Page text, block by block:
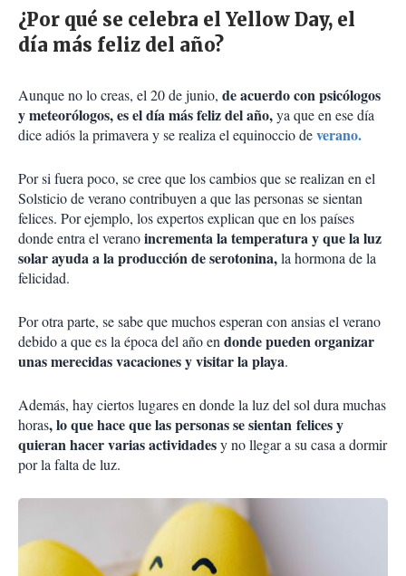
¿Por qué se celebra el Yellow Day, el
día más feliz del año?
Aunque no lo creas, el 20 de junio, de acuerdo con psicólogos
y meteorólogos, es el día más feliz del año,ya que en ese día
dice adiós la primavera y se realiza el equinoccio deverano.
Por si fuera poco, se cree que los cambios que se realizan en el
Solsticio de verano contribuyen a que las personas se sientan
felices. Por ejemplo, los expertos explican que en los países
donde entra el veranoincrementa la temperatura y que la luz
solar ayuda a la producción de serotonina,la hormona de la
felicidad.
Por otra parte, se sabe que muchos esperan con ansias el verano
debido a que es la época del año endonde pueden organizar
unas merecidas vacaciones y visitar la playa.
Además, hay ciertos lugares en donde la luz del sol dura muchas
horas, lo que hace que las personas se sientan felices y
quieran hacer varias actividadesy no llegar a su casa a dormir
por la falta de luz.